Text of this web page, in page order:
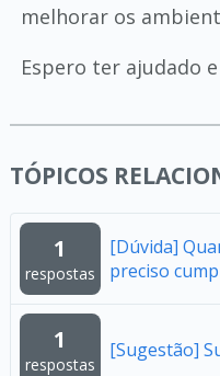
melhorar os
Espero ter ajudado
TÓPICOS
1
respostas
[Dúvida]
preciso
1
respostas
[Sugestão]